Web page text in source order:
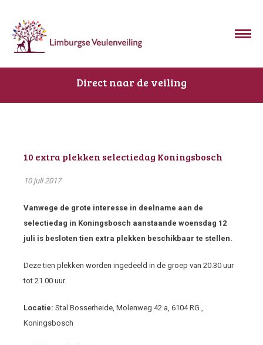
Direct naar de veiling
10 extra plekken selectiedag Koningsbosch
10 juli 2017
Vanwege de grote interesse in deelname aan de
selectiedag in Koningsbosch aanstaande woensdag 12
juli is besloten tien extra plekken beschikbaar te stellen.
Deze tien plekken worden ingedeeld in de groep van 20.30 uur
tot 21.00 uur.
Locatie: Stal Bosserheide, Molenweg 42 a, 6104 RG ,
Koningsbosch